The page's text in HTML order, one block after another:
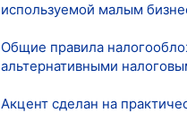
используемой малым
Общие правила
альтернативными
Акцент сделан на